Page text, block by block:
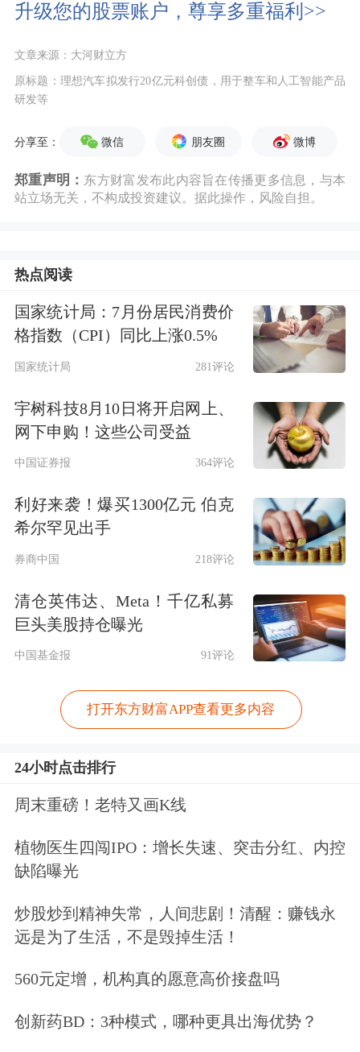
升级您的股票账户，尊享多重福利>>
文章来源：大河财立方
原标题：理想汽车拟发行20亿元科创债，用于整车和人工智能产品
研发等
分享至： 微信 朋友圈 微博
郑重声明： 东方财富发布此内容旨在传播更多信息，与本
站立场无关，不构成投资建议。据此操作，风险自担。
热点阅读
国家统计局：7月份居民消费价
格指数（CPI）同比上涨0.5%
国家统计局 281评论
宇树科技8月10日将开启网上、
网下申购！这些公司受益
中国证券报 364评论
利好来袭！爆买1300亿元 伯克
希尔罕见出手
券商中国 218评论
清仓英伟达、Meta！千亿私募
巨头美股持仓曝光
中国基金报 91评论
打开东方财富APP查看更多内容
24小时点击排行
周末重磅！老特又画K线
植物医生四闯IPO：增长失速、突击分红、内控
缺陷曝光
炒股炒到精神失常，人间悲剧！清醒：赚钱永
远是为了生活，不是毁掉生活！
560元定增，机构真的愿意高价接盘吗
创新药BD：3种模式，哪种更具出海优势？